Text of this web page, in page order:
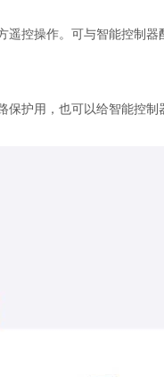
控操作。可与智能控制器
护用，也可以给智能控